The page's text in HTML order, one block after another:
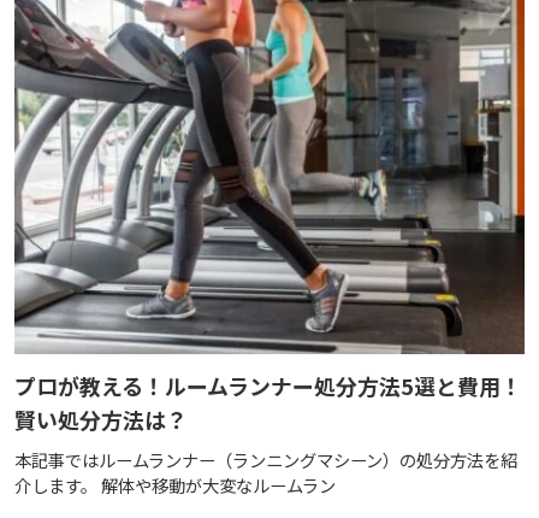
プロが教える！ルームランナー処分方法5選と費用！
賢い処分方法は？
本記事ではルームランナー（ランニングマシーン）の処分方法を紹
介します。 解体や移動が大変なルームラン